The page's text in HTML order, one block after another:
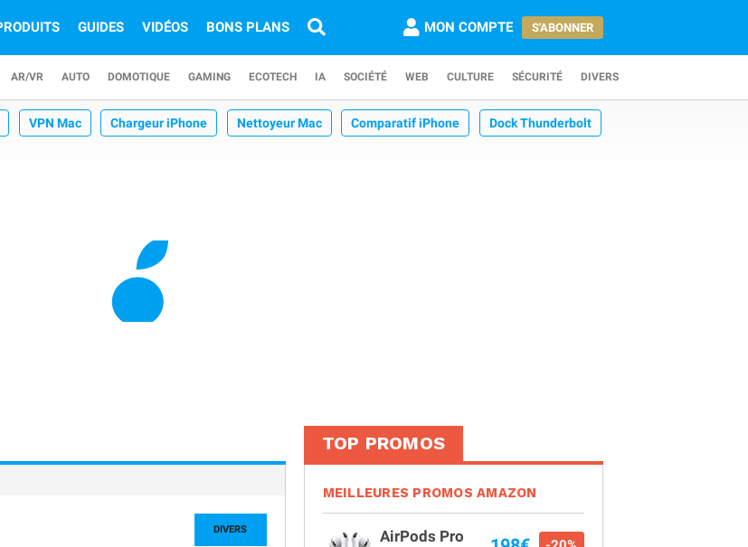
GUIDES VIDÉOS BONS PLANS MON COMPTE S'ABONNER
AR/VR AUTO DOMOTIQUE GAMING ECOTECH IA SOCIÉTÉ WEB CULTURE SÉCURITÉ DIVERS
VPN Mac Chargeur iPhone Nettoyeur Mac Comparatif iPhone Dock Thunderbolt
DIVERS
TOP PROMOS
MEILLEURES PROMOS AMAZON
AirPods Pro